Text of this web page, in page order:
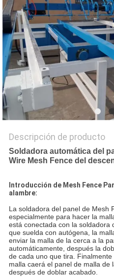
MAPA
DEL
SITIO
PRIVACY
POLICY
Descripción de producto
Soldadora automática del
Wire Mesh Fence del
Introducción de Mesh Fence
alambre:
La soldadora del panel de Mesh
especialmente para hacer la
está conectada con la soldadora
que suelda con autógena, la
enviar la malla de la cerca a la
automáticamente, después la
de cada uno que tira.
malla caerá el panel de malla de
después de doblar acabado.